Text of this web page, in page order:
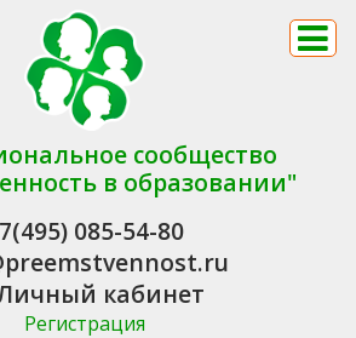
сообщество
в образовании"
085-54-80
кабинет
Регистрация